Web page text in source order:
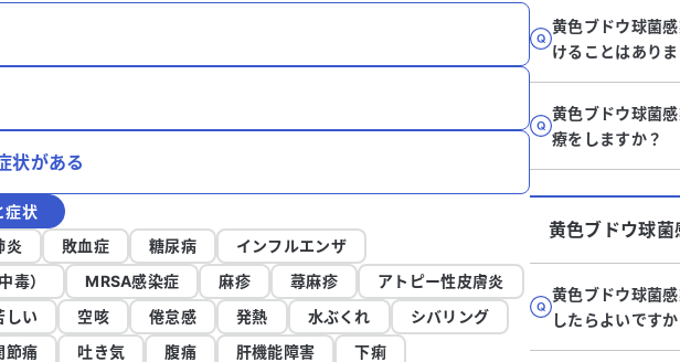
状がある
症状
炎 敗血症 糖尿病
インフルエンザ
毒）
MRSA感染症 麻疹 蕁麻疹
アトピー性皮膚炎
しい 空咳 倦怠感 発熱 水ぶくれ
シバリング
節痛 吐き気 腹痛 肝機能障害
下痢
黄色ブドウ球菌
けることはありま
黄色ブドウ球菌
療をしますか？
黄色ブドウ球菌
黄色ブドウ球菌
したらよいですか